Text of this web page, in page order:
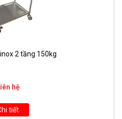
2 tầng 150kg
hệ
tiết